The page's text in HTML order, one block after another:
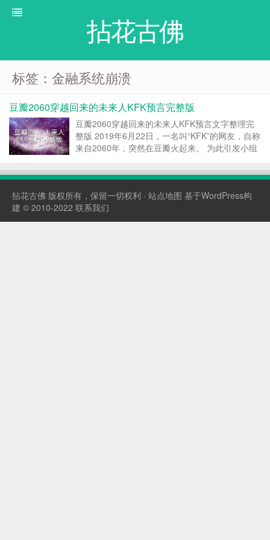
拈花古佛
标签：金融系统崩溃
豆瓣2060穿越回来的未来人KFK预言完整版
豆瓣2060穿越回来的未来人KFK预言文字整理完
整版 2019年6月22日，一名叫“KFK”的网友，自称
来自2060年，突然在豆瓣火起来。 为此引发小组
双方唇枪舌战，谁也不信谁，最后都上人身攻击
拈花古佛 版权所有，保留一切权利 · 站点地图 基于WordPress构
建 © 2010-2022 联系我们